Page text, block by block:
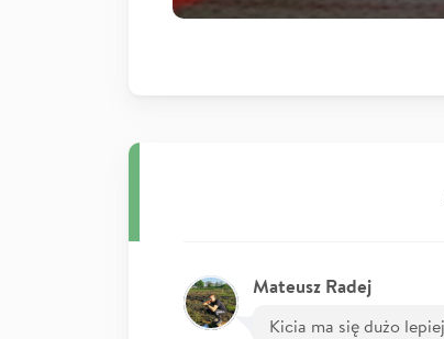
Mateusz Radej
Kicia ma się dużo